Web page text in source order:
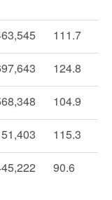
111.7
124.8
104.9
115.3
90.6